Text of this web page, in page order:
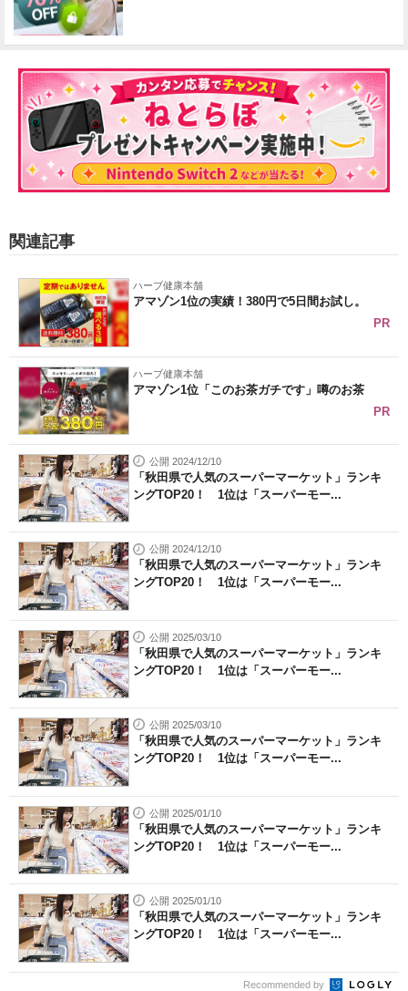
関連記事
ハーブ健康本舗
アマゾン1位の実績！380円で5日間お試し。
PR
ハーブ健康本舗
アマゾン1位「このお茶ガチです」噂のお茶
PR
公開 2024/12/10
「秋田県で人気のスーパーマーケット」ランキ
ングTOP20！ 1位は「スーパーモー...
公開 2024/12/10
「秋田県で人気のスーパーマーケット」ランキ
ングTOP20！ 1位は「スーパーモー...
公開 2025/03/10
「秋田県で人気のスーパーマーケット」ランキ
ングTOP20！ 1位は「スーパーモー...
公開 2025/03/10
「秋田県で人気のスーパーマーケット」ランキ
ングTOP20！ 1位は「スーパーモー...
公開 2025/01/10
「秋田県で人気のスーパーマーケット」ランキ
ングTOP20！ 1位は「スーパーモー...
公開 2025/01/10
「秋田県で人気のスーパーマーケット」ランキ
ングTOP20！ 1位は「スーパーモー...
Recommended by